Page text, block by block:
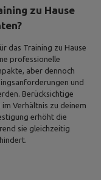
zu Hause
das Training zu Hause
professionelle
aber dennoch
und
Berücksichtige
Verhältnis zu deinem
erhöht die
sie gleichzeitig